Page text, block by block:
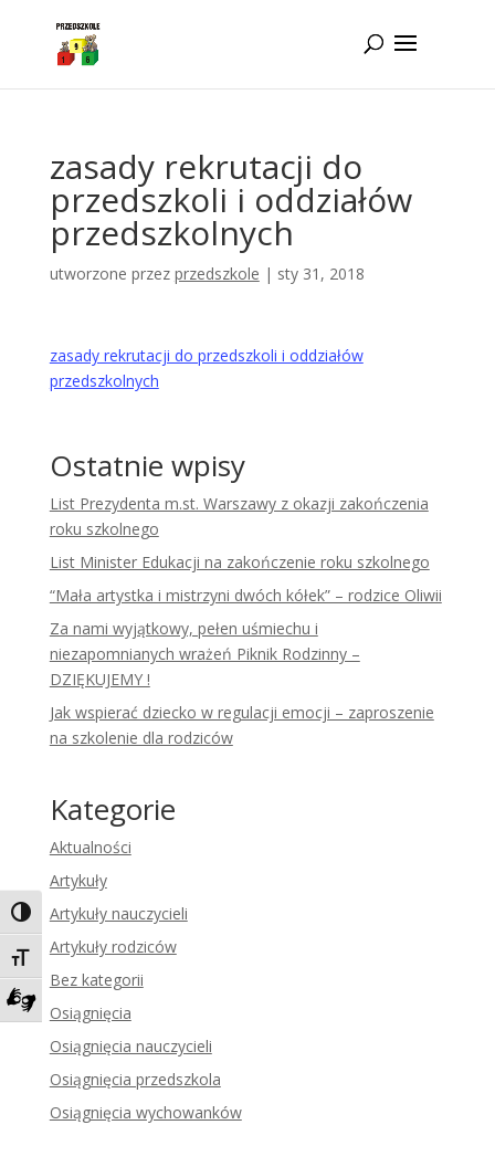
Toggle High Contrast
Toggle Font size
Zadzwoń do tłumacza języka migowego
zasady rekrutacji do
przedszkoli i oddziałów
przedszkolnych
utworzone przez przedszkole | sty 31, 2018
zasady rekrutacji do przedszkoli i oddziałów
przedszkolnych
Ostatnie wpisy
List Prezydenta m.st. Warszawy z okazji zakończenia
roku szkolnego
List Minister Edukacji na zakończenie roku szkolnego
“Mała artystka i mistrzyni dwóch kółek” – rodzice Oliwii
Za nami wyjątkowy, pełen uśmiechu i
niezapomnianych wrażeń Piknik Rodzinny –
DZIĘKUJEMY !
Jak wspierać dziecko w regulacji emocji – zaproszenie
na szkolenie dla rodziców
Kategorie
Aktualności
Artykuły
Artykuły nauczycieli
Artykuły rodziców
Bez kategorii
Osiągnięcia
Osiągnięcia nauczycieli
Osiągnięcia przedszkola
Osiągnięcia wychowanków